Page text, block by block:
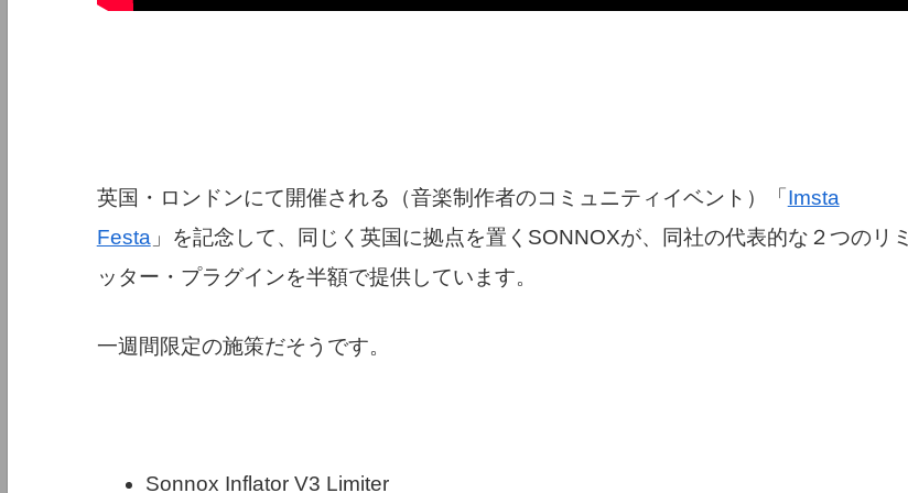
英国・ロンドンにて開催される（音楽制作者のコミュニティイベント）「 Imsta
Festa 」を記念して、同じく英国に拠点を置くSONNOXが、同社の代表的な２つのリミ
ッター・プラグインを半額で提供しています。
一週間限定の施策だそうです。
Sonnox Inflator V3 Limiter